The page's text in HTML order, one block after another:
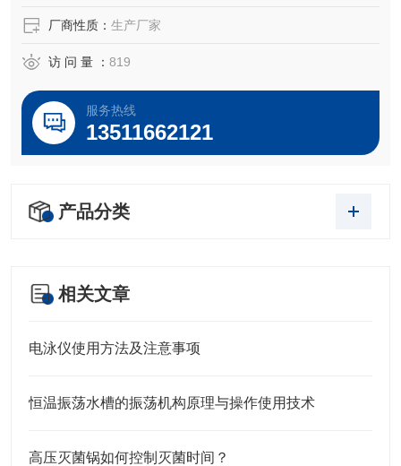
厂商性质： 生产厂家
访 问 量 ： 819
服务热线
13511662121
产品分类
相关文章
电泳仪使用方法及注意事项
恒温振荡水槽的振荡机构原理与操作使用技术
高压灭菌锅如何控制灭菌时间？